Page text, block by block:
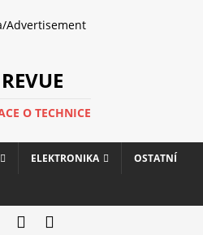
Advertisement
O TECHNICE
ELEKTRONIKA OSTATNÍ